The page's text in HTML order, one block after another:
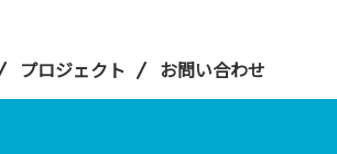
プロジェクト お問い合わせ